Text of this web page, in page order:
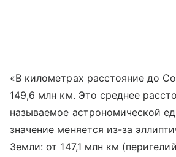
«В километрах расстояние до
149,6 млн км. Это среднее
называемое астрономической
значение меняется из-за
Земли: от 147,1 млн км